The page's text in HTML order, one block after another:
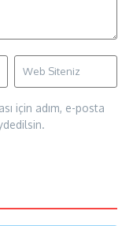
için adım, e-posta